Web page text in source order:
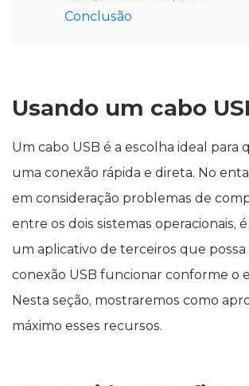
Conclusão
Usando um cabo
Um cabo USB é a escolha ideal para
uma conexão rápida e direta. No
em consideração problemas de
entre os dois sistemas operacionais,
um aplicativo de terceiros que possa
conexão USB funcionar conforme o
Nesta seção, mostraremos como
máximo esses recursos.